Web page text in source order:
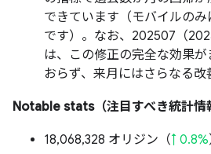
できています（モバイルの
です）。なお、202507（
は、この修正の完全な効果
おらず、来月にはさらなる改
Notable stats（注目すべき統計情
18,068,328 オリジン（↑ 0.8%